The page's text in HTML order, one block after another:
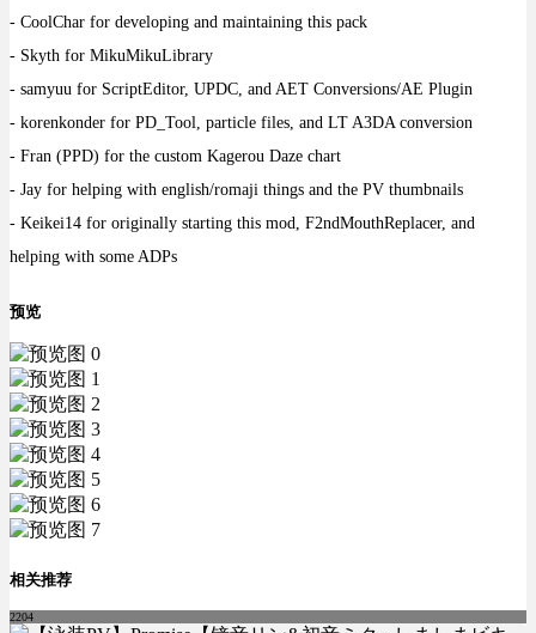
- CoolChar for developing and maintaining this pack
- Skyth for MikuMikuLibrary
- samyuu for ScriptEditor, UPDC, and AET Conversions/AE Plugin
- korenkonder for PD_Tool, particle files, and LT A3DA conversion
- Fran (PPD) for the custom Kagerou Daze chart
- Jay for helping with english/romaji things and the PV thumbnails
- Keikei14 for originally starting this mod, F2ndMouthReplacer, and
helping with some ADPs
预览
相关推荐
2204